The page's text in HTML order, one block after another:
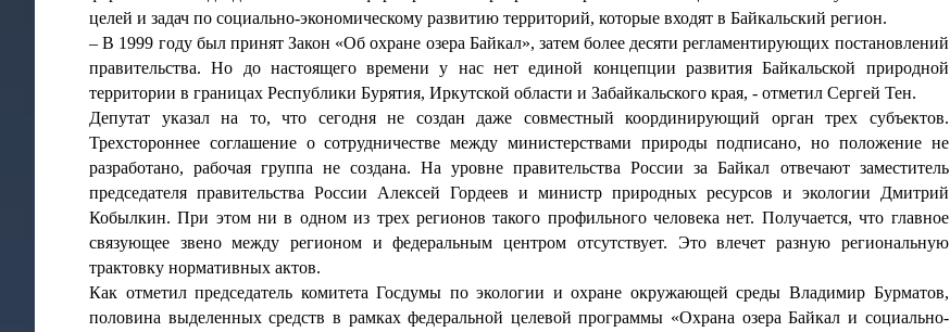
целей и задач по социально-экономическому развитию территорий, которые входят в Байкальский регион.
– В 1999 году был принят Закон «Об охране озера Байкал», затем более десяти регламентирующих постановлений
правительства. Но до настоящего времени у нас нет единой концепции развития Байкальской природной
территории в границах Республики Бурятия, Иркутской области и Забайкальского края, - отметил Сергей Тен.
Депутат указал на то, что сегодня не создан даже совместный координирующий орган трех субъектов.
Трехстороннее соглашение о сотрудничестве между министерствами природы подписано, но положение не
разработано, рабочая группа не создана. На уровне правительства России за Байкал отвечают заместитель
председателя правительства России Алексей Гордеев и министр природных ресурсов и экологии Дмитрий
Кобылкин. При этом ни в одном из трех регионов такого профильного человека нет. Получается, что главное
связующее звено между регионом и федеральным центром отсутствует. Это влечет разную региональную
трактовку нормативных актов.
Как отметил председатель комитета Госдумы по экологии и охране окружающей среды Владимир Бурматов,
половина выделенных средств в рамках федеральной целевой программы «Охрана озера Байкал и социально-